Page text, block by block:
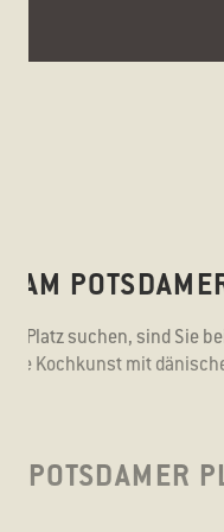
AM
Platz suchen, sind Sie
Kochkunst mit
POTSDAMER